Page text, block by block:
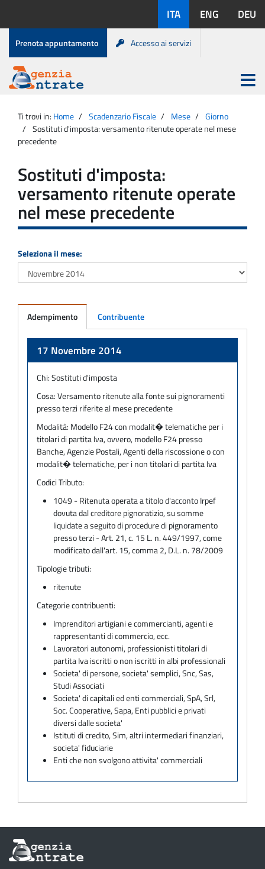
contenuto
disponibili:
ITA ENG DEU
Menu
di
servizio
Prenota appuntamento Accesso ai servizi
Agenzia
Entrate
Apri
menu
principale
Ti trovi in: Home Scadenzario Fiscale Mese
Giorno
Sostituti d'imposta: versamento ritenute operate nel mese
precedente
Sostituti d'imposta:
versamento ritenute operate
nel mese precedente
Seleziona il mese:
Adempimento Contribuente
17 Novembre 2014
Chi:Sostituti d'imposta
Cosa:Versamento ritenute alla fonte sui pignoramenti
presso terzi riferite al mese precedente
Modalità: Modello F24 con modalit� telematiche per i
titolari di partita Iva, ovvero, modello F24 presso
Banche, Agenzie Postali, Agenti della riscossione o con
modalit� telematiche, per i non titolari di partita Iva
Codici Tributo:
1049 - Ritenuta operata a titolo d'acconto Irpef
dovuta dal creditore pignoratizio, su somme
liquidate a seguito di procedure di pignoramento
presso terzi - Art. 21, c. 15 L. n. 449/1997, come
modificato dall'art. 15, comma 2, D.L. n. 78/2009
Tipologie tributi:
ritenute
Categorie contribuenti:
Imprenditori artigiani e commercianti, agenti e
rappresentanti di commercio, ecc.
Lavoratori autonomi, professionisti titolari di
partita Iva iscritti o non iscritti in albi professionali
Societa' di persone, societa' semplici, Snc, Sas,
Studi Associati
Societa' di capitali ed enti commerciali, SpA, Srl,
Soc. Cooperative, Sapa, Enti pubblici e privati
diversi dalle societa'
Istituti di credito, Sim, altri intermediari finanziari,
societa' fiduciarie
Enti che non svolgono attivita' commerciali
Informazioni
sul